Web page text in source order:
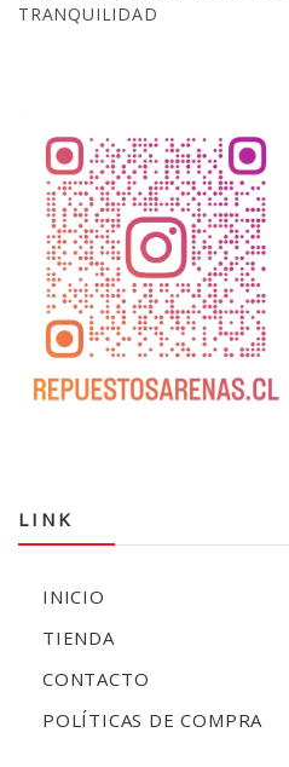
TRANQUILIDAD
LINK
INICIO
TIENDA
CONTACTO
POLÍTICAS DE COMPRA